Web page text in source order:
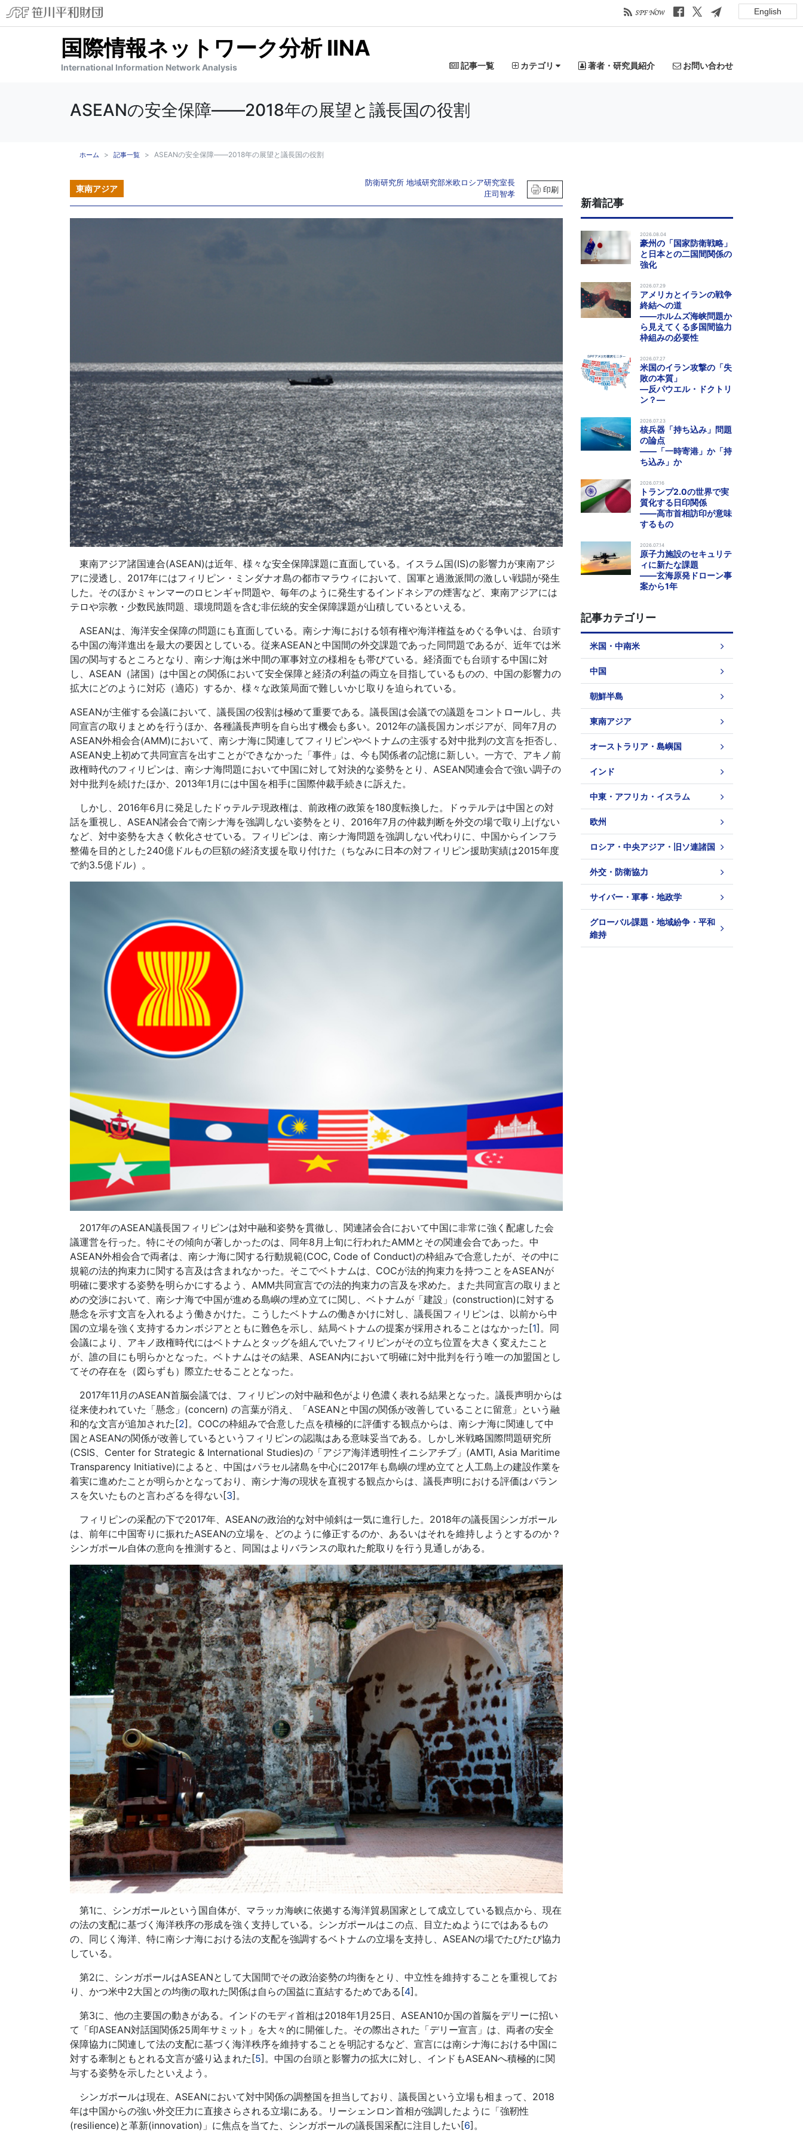
English
国際情報ネットワーク分析 IINA
International Information Network Analysis 記事一覧 カテゴリ 著者・研究員紹介 お問い合わせ
ASEANの安全保障――2018年の展望と議長国の役割
ホーム 記事一覧 ASEANの安全保障――2018年の展望と議長国の役割
東南アジア
防衛研究所 地域研究部米欧ロシア研究室長
庄司智孝
印刷
東南アジア諸国連合(ASEAN)は近年、様々な安全保障課題に直面している。イスラム国(IS)の影響力が東南アジ
アに浸透し、2017年にはフィリピン・ミンダナオ島の都市マラウィにおいて、国軍と過激派間の激しい戦闘が発生
した。そのほかミャンマーのロヒンギャ問題や、毎年のように発生するインドネシアの煙害など、東南アジアには
テロや宗教・少数民族問題、環境問題を含む非伝統的安全保障課題が山積しているといえる。
ASEANは、海洋安全保障の問題にも直面している。南シナ海における領有権や海洋権益をめぐる争いは、台頭す
る中国の海洋進出を最大の要因としている。従来ASEANと中国間の外交課題であった同問題であるが、近年では米
国の関与するところとなり、南シナ海は米中間の軍事対立の様相をも帯びている。経済面でも台頭する中国に対
し、ASEAN（諸国）は中国との関係において安全保障と経済の利益の両立を目指しているものの、中国の影響力の
拡大にどのように対応（適応）するか、様々な政策局面で難しいかじ取りを迫られている。
ASEANが主催する会議において、議長国の役割は極めて重要である。議長国は会議での議題をコントロールし、共
同宣言の取りまとめを行うほか、各種議長声明を自ら出す機会も多い。2012年の議長国カンボジアが、同年7月の
ASEAN外相会合(AMM)において、南シナ海に関連してフィリピンやベトナムの主張する対中批判の文言を拒否し、
ASEAN史上初めて共同宣言を出すことができなかった「事件」は、今も関係者の記憶に新しい。一方で、アキノ前
政権時代のフィリピンは、南シナ海問題において中国に対して対決的な姿勢をとり、ASEAN関連会合で強い調子の
対中批判を続けたほか、2013年1月には中国を相手に国際仲裁手続きに訴えた。
しかし、2016年6月に発足したドゥテルテ現政権は、前政権の政策を180度転換した。ドゥテルテは中国との対
話を重視し、ASEAN諸会合で南シナ海を強調しない姿勢をとり、2016年7月の仲裁判断を外交の場で取り上げない
など、対中姿勢を大きく軟化させている。フィリピンは、南シナ海問題を強調しない代わりに、中国からインフラ
整備を目的とした240億ドルもの巨額の経済支援を取り付けた（ちなみに日本の対フィリピン援助実績は2015年度
で約3.5億ドル）。
2017年のASEAN議長国フィリピンは対中融和姿勢を貫徹し、関連諸会合において中国に非常に強く配慮した会
議運営を行った。特にその傾向が著しかったのは、同年8月上旬に行われたAMMとその関連会合であった。中
ASEAN外相会合で両者は、南シナ海に関する行動規範(COC, Code of Conduct)の枠組みで合意したが、その中に
規範の法的拘束力に関する言及は含まれなかった。そこでベトナムは、COCが法的拘束力を持つことをASEANが
明確に要求する姿勢を明らかにするよう、AMM共同宣言での法的拘束力の言及を求めた。また共同宣言の取りまと
めの交渉において、南シナ海で中国が進める島嶼の埋め立てに関し、ベトナムが「建設」(construction)に対する
懸念を示す文言を入れるよう働きかけた。こうしたベトナムの働きかけに対し、議長国フィリピンは、以前から中
国の立場を強く支持するカンボジアとともに難色を示し、結局ベトナムの提案が採用されることはなかった[1]。同
会議により、アキノ政権時代にはベトナムとタッグを組んでいたフィリピンがその立ち位置を大きく変えたこと
が、誰の目にも明らかとなった。ベトナムはその結果、ASEAN内において明確に対中批判を行う唯一の加盟国とし
てその存在を（図らずも）際立たせることとなった。
2017年11月のASEAN首脳会議では、フィリピンの対中融和色がより色濃く表れる結果となった。議長声明からは
従来使われていた「懸念」(concern) の言葉が消え、「ASEANと中国の関係が改善していることに留意」という融
和的な文言が追加された[2]。COCの枠組みで合意した点を積極的に評価する観点からは、南シナ海に関連して中
国とASEANの関係が改善しているというフィリピンの認識はある意味妥当である。しかし米戦略国際問題研究所
(CSIS、Center for Strategic & International Studies)の「アジア海洋透明性イニシアチブ」(AMTI, Asia Maritime
Transparency Initiative)によると、中国はパラセル諸島を中心に2017年も島嶼の埋め立てと人工島上の建設作業を
着実に進めたことが明らかとなっており、南シナ海の現状を直視する観点からは、議長声明における評価はバラン
スを欠いたものと言わざるを得ない[3]。
フィリピンの采配の下で2017年、ASEANの政治的な対中傾斜は一気に進行した。2018年の議長国シンガポール
は、前年に中国寄りに振れたASEANの立場を、どのように修正するのか、あるいはそれを維持しようとするのか？
シンガポール自体の意向を推測すると、同国はよりバランスの取れた舵取りを行う見通しがある。
第1に、シンガポールという国自体が、マラッカ海峡に依拠する海洋貿易国家として成立している観点から、現在
の法の支配に基づく海洋秩序の形成を強く支持している。シンガポールはこの点、目立たぬようにではあるもの
の、同じく海洋、特に南シナ海における法の支配を強調するベトナムの立場を支持し、ASEANの場でたびたび協力
している。
第2に、シンガポールはASEANとして大国間でその政治姿勢の均衡をとり、中立性を維持することを重視してお
り、かつ米中2大国との均衡の取れた関係は自らの国益に直結するためである[4]。
第3に、他の主要国の動きがある。インドのモディ首相は2018年1月25日、ASEAN10か国の首脳をデリーに招い
て「印ASEAN対話国関係25周年サミット」を大々的に開催した。その際出された「デリー宣言」は、両者の安全
保障協力に関連して法の支配に基づく海洋秩序を維持することを明記するなど、宣言には南シナ海における中国に
対する牽制ともとれる文言が盛り込まれた[5]。中国の台頭と影響力の拡大に対し、インドもASEANへ積極的に関
与する姿勢を示したといえよう。
シンガポールは現在、ASEANにおいて対中関係の調整国を担当しており、議長国という立場も相まって、2018
年は中国からの強い外交圧力に直接さらされる立場にある。リーシェンロン首相が強調したように「強靭性
(resilience)と革新(innovation)」に焦点を当てた、シンガポールの議長国采配に注目したい[6]。
新着記事
2026.08.04
豪州の「国家防衛戦略」
と日本との二国間関係の
強化
2026.07.29
アメリカとイランの戦争
終結への道
――ホルムズ海峡問題か
ら見えてくる多国間協力
枠組みの必要性
2026.07.27
米国のイラン攻撃の「失
敗の本質」
―反パウエル・ドクトリ
ン？―
2026.07.23
核兵器「持ち込み」問題
の論点
――「一時寄港」か「持
ち込み」か
2026.07.16
トランプ2.0の世界で実
質化する日印関係
――高市首相訪印が意味
するもの
2026.07.14
原子力施設のセキュリテ
ィに新たな課題
――玄海原発ドローン事
案から1年
記事カテゴリー
米国・中南米
中国
朝鮮半島
東南アジア
オーストラリア・島嶼国
インド
中東・アフリカ・イスラム
欧州
ロシア・中央アジア・旧ソ連諸国
外交・防衛協力
サイバー・軍事・地政学
グローバル課題・地域紛争・平和
維持